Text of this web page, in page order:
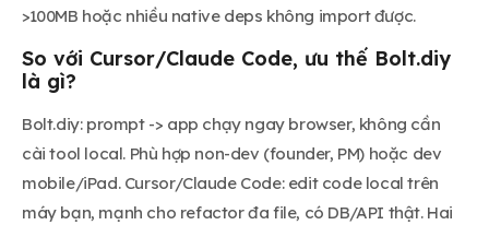
>100MB hoặc nhiều native deps không import được.
So với Cursor/Claude Code, ưu thế Bolt.diy
là gì?
Bolt.diy: prompt -> app chạy ngay browser, không cần
cài tool local. Phù hợp non-dev (founder, PM) hoặc dev
mobile/iPad. Cursor/Claude Code: edit code local trên
máy bạn, mạnh cho refactor đa file, có DB/API thật. Hai